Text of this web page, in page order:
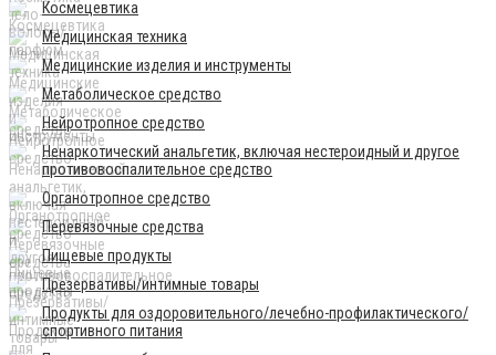
Космецевтика
Медицинская техника
Медицинские изделия и инструменты
Метаболическое средство
Нейротропное средство
Ненаркотический анальгетик, включая нестероидный и другое
противовоспалительное средство
Органотропное средство
Перевязочные средства
Пищевые продукты
Презервативы/интимные товары
Продукты для оздоровительного/лечебно-профилактического/
спортивного питания